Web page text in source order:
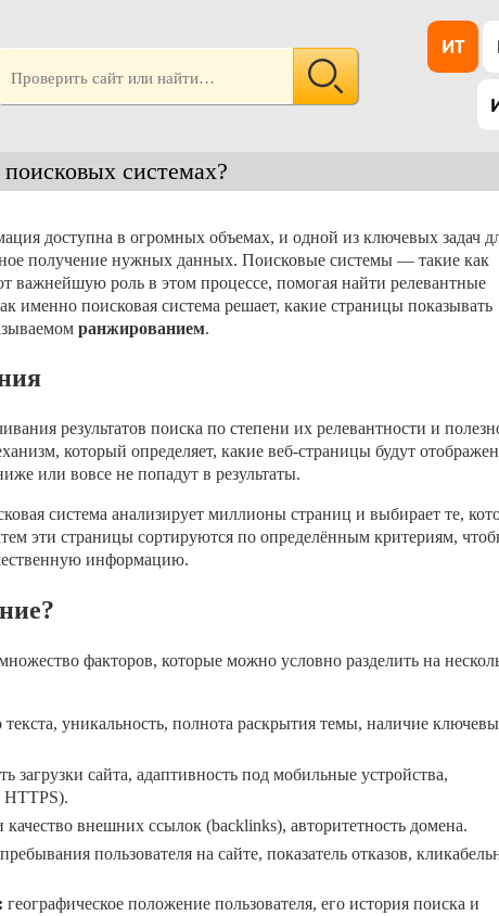
ИТ
системах?
доступна в огромных объемах, и одной из ключевых задач
получение нужных данных. Поисковые системы — такие как
важнейшую роль в этом процессе, помогая найти релевантные
именно поисковая система решает, какие страницы показывать
ранжированием.
результатов поиска по степени их релевантности и
который определяет, какие веб-страницы будут
или вовсе не попадут в результаты.
система анализирует миллионы страниц и выбирает те,
эти страницы сортируются по определённым критериям,
информацию.
факторов, которые можно условно разделить на
текста, уникальность, полнота раскрытия темы, наличие
загрузки сайта, адаптивность под мобильные устройства,
HTTPS).
качество внешних ссылок (backlinks), авторитетность домена.
пользователя на сайте, показатель отказов,
географическое положение пользователя, его история поиска и